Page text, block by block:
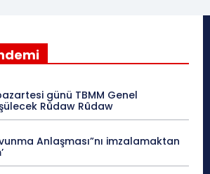
günü TBMM Genel
Rûdaw Rûdaw
Anlaşması”nı imzalamaktan